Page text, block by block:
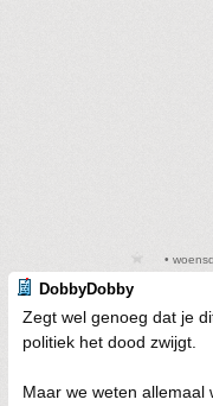
•
DobbyDobby
Zegt wel genoeg dat je
politiek het dood zwijgt.
Maar we weten allemaal